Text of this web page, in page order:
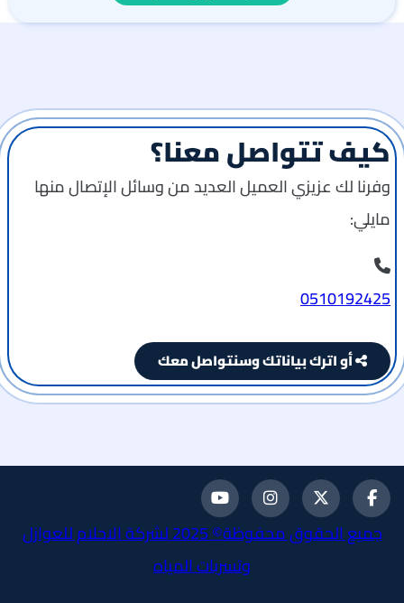
كيف تتواصل معنا؟
وفرنا لك عزيزي العميل العديد من وسائل الإتصال منها
مايلي:
0510192425
تابعنا
على
تابعنا
على
تابعنا
على
انستجرام
تابعنا
على
يوتيوب
جميع الحقوق محفوظة© 2025 لشركة الاحلام للعوازل
وتسربات المياه